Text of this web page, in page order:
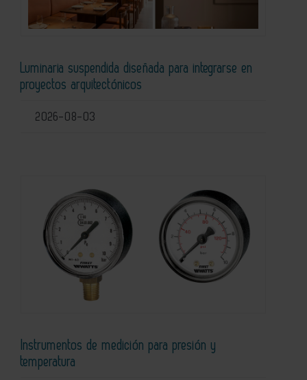
Luminaria suspendida diseñada para integrarse en
proyectos arquitectónicos
2026-08-03
Instrumentos de medición para presión y
temperatura